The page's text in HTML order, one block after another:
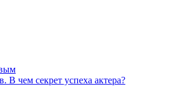
В чем секрет успеха актера?